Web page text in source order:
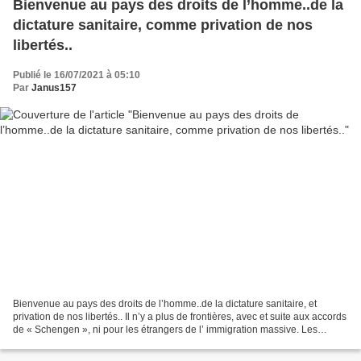
Bienvenue au pays des droits de l’homme..de la
dictature sanitaire, comme privation de nos
libertés..
Publié le 16/07/2021 à 05:10
Par Janus157
Bienvenue au pays des droits de l’homme..de la dictature sanitaire, et
privation de nos libertés.. Il n’y a plus de frontières, avec et suite aux accords
de « Schengen », ni pour les étrangers de l’ immigration massive. Les